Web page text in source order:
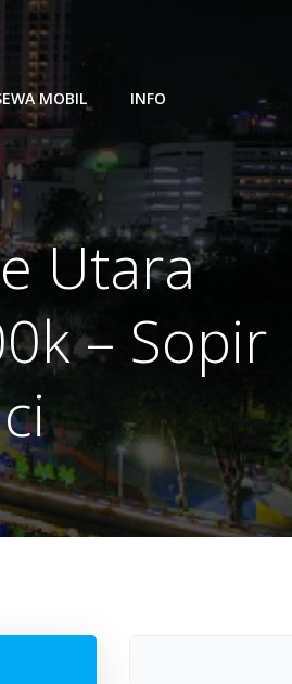
MOBIL INFO
Utara
– Sopir